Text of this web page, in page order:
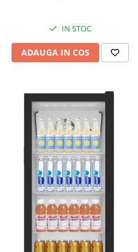
IN STOC
ADAUGA IN COS